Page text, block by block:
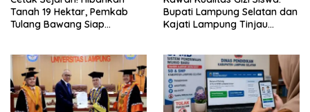
Tanah 19 Hektar, Pemkab
Tulang Bawang Siap
Lampung
Bupati Lampung Selatan dan
Kajati Lampung Tinjau